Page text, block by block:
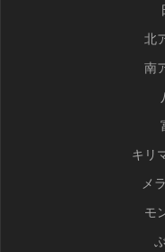
北
南
キリ
メ
モ